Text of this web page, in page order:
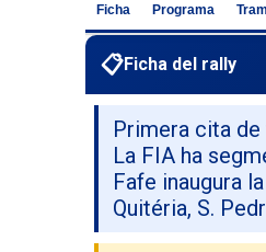
Ficha Programa
📋Ficha del rally
Primera cita
La FIA ha
Fafe inaugura
Quitéria, S.